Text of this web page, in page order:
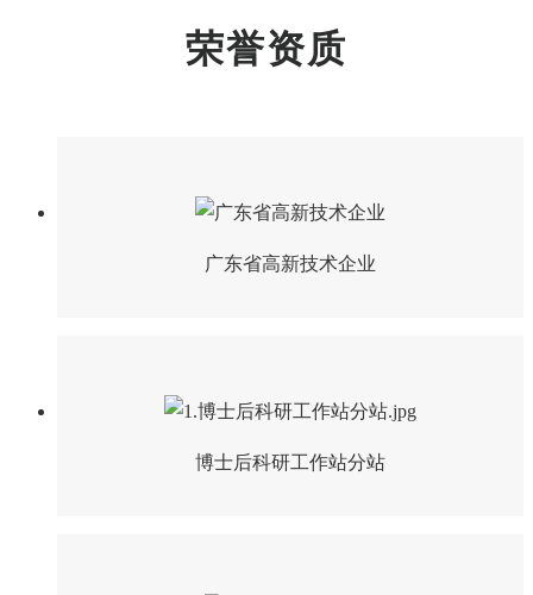
荣誉资质
广东省高新技术企业
博士后科研工作站分站